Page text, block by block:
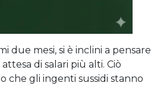
due mesi, si è inclini a pensare
di salari più alti. Ciò
che gli ingenti sussidi stanno